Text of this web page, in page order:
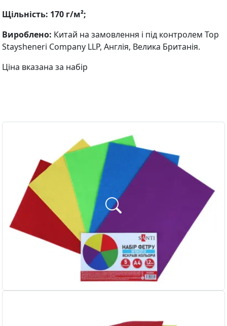
Щільність: 170 г/м²;
Вироблено: Китай на замовлення і під контролем Top
Staysheneri Company LLP, Англія, Велика Британія.
Ціна вказана за набір